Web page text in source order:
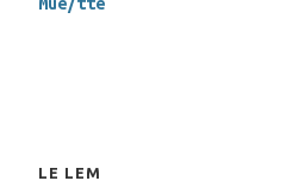
LE LEM